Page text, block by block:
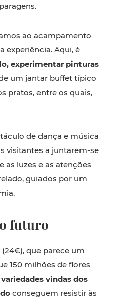
ao acampamento
experiência. Aqui, é
experimentar pinturas
um jantar buffet típico
pratos, entre os quais,
de dança e música
visitantes a juntarem-se
as luzes e as atenções
guiados por um
futuro
que parece um
150 milhões de flores
variedades vindas dos
conseguem resistir às